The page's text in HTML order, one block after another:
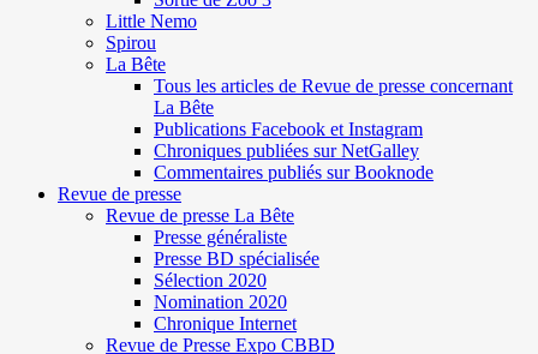
Little Nemo
Spirou
La Bête
Tous les articles de Revue de presse concernant
La Bête
Publications Facebook et Instagram
Chroniques publiées sur NetGalley
Commentaires publiés sur Booknode
Revue de presse
Revue de presse La Bête
Presse généraliste
Presse BD spécialisée
Sélection 2020
Nomination 2020
Chronique Internet
Revue de Presse Expo CBBD